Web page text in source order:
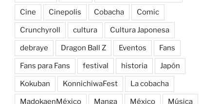
Cine Cinepolis Cobacha Comic
Crunchyroll cultura Cultura Japonesa
debraye Dragon Ball Z Eventos Fans
Fans para Fans festival historia Japón
Kokuban KonnichiwaFest La cobacha
MadokaenMéxico Manga México Música